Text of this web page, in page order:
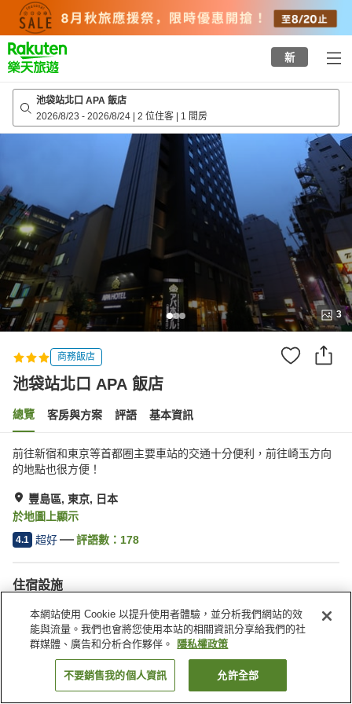
top
page
新
池袋站北口 APA 飯店
2026/8/23 - 2026/8/24 | 2 位住客 | 1 間房
3
商務飯店
池袋站北口 APA 飯店
總覽 客房與方案 評語 基本資訊
前往新宿和東京等首都圈主要車站的交通十分便利，前往崎玉方向
的地點也很方便！
豐島區, 東京, 日本
於地圖上顯示
4.1 超好 評語數： 178
住宿設施
停車場
Spa／美容沙龍
自動販賣機
付費洗衣房
找客房
本網站使用 Cookie 以提升使用者體驗，並分析我們網站的效
能與流量。我們也會將您使用本站的相關資訊分享給我們的社
群媒體、廣告和分析合作夥伴。
隱私權政策
不要銷售我的個人資訊 允許全部